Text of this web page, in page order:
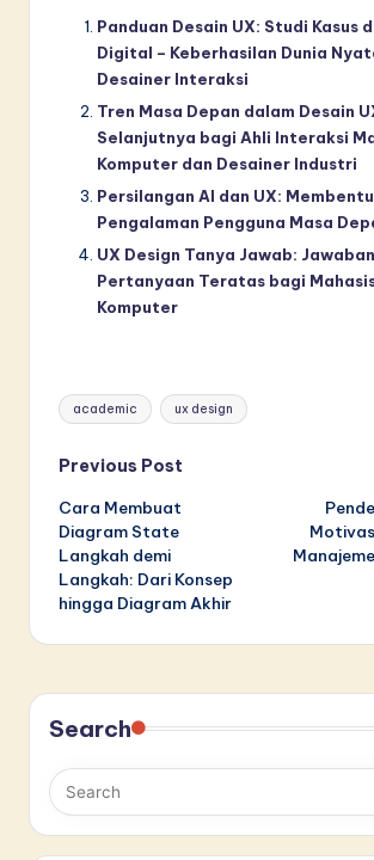
Panduan Desain UX: Studi Kasus
Digital – Keberhasilan Dunia
Desainer Interaksi
Tren Masa Depan dalam Desain
Selanjutnya bagi Ahli Interaksi
Komputer dan Desainer Industri
Persilangan AI dan UX:
Pengalaman Pengguna Masa
UX Design Tanya Jawab:
Pertanyaan Teratas bagi
Komputer
Tags:
academic ux design
Post
navigation
Previous Post
Cara Membuat
Diagram State
Langkah demi
Langkah: Dari Konsep
hingga Diagram Akhir
Search